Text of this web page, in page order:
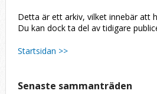
Detta är ett arkiv, vilket innebär att
Du kan dock ta del av tidigare
Startsidan >>
Senaste sammanträden